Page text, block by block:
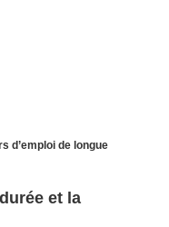
d’emploi de longue
et la